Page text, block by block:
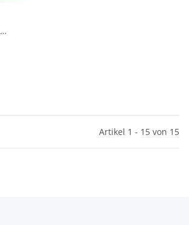
Artikel 1 - 15 von 15